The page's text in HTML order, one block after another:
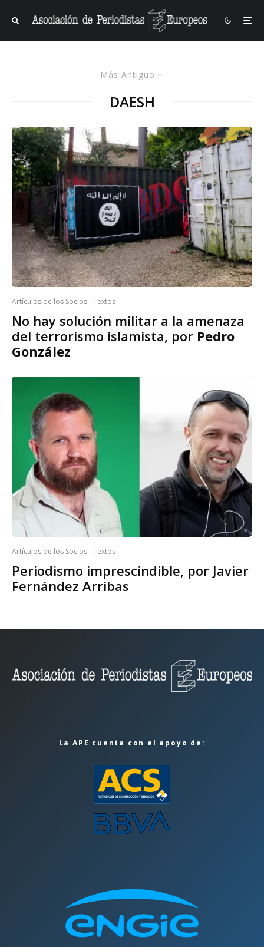
Más Antiguo
DAESH
Artículos de los Socios Textos
No hay solución militar a la amenaza
del terrorismo islamista, por Pedro
González
Artículos de los Socios Textos
Periodismo imprescindible, por Javier
Fernández Arribas
La APE cuenta con el apoyo de: